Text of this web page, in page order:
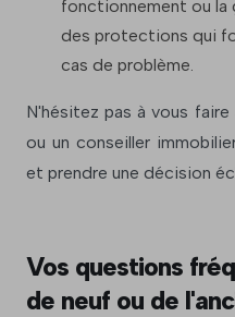
fonctionnement ou la
des protections qui
cas de problème.
N'hésitez pas à vous
ou un conseiller
et prendre une décision
Vos questions
de neuf ou de